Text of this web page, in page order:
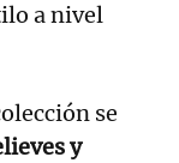
a nivel
se
y